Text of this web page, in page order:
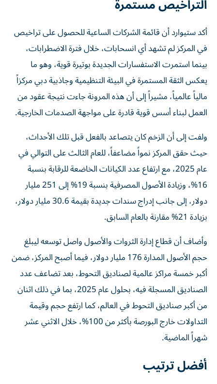
التراخيص مستمرة
أكد ستيوارد أن قائمة الشركات الساعية للحصول على تراخيص
في المركز لم تشهد أي انسحابات، خلال فترة الاضطرابات،
بينما استمرت الاستفسارات الجديدة بوتيرة قوية، وهو ما
يعكس الثقة المستمرة في البيئة التنظيمية وجاذبية دبي مركزاً
مالياً عالمياً، مشيراً إلى أن هذه المرونة جاءت نتيجة عقود من
العمل لبناء أسس قوية قادرة على مواجهة الصدمات الخارجية.
ولفت إلى أن الزخم كان يتصاعد بالفعل قبل تلك الأحداث،
حيث حقق المركز نمواً مضاعفاً، للعام الثالث على التوالي في
عام 2025، مع ارتفاع عدد الكيانات الخاضعة للرقابة بنسبة
16%، وزيادة الأصول المصرفية بنسبة 19% إلى 251 مليار
دولار، إلى جانب إدراج سندات جديدة بقيمة 30.6 مليار دولار،
بزيادة 21% مقارنة بالعام السابق.
وأضاف أن قطاع إدارة الثروات والأصول واصل توسعه ليبلغ
حجم الأصول المدارة 176 مليار دولار، فيما أصبح المركز، ضمن
أكبر خمسة مراكز عالمية لصناديق التحوط، بعد تضاعف عدد
الصناديق المسجلة فيه، بحلول عام 2025، بما في ذلك اثنان
من أكبر صناديق التحوط في العالم، كما ارتفع حجم وقيمة
التداولات خارج البورصة بأكثر من 100%، خلال الاثني عشر
شهراً الماضية.
أفضل ترتيب